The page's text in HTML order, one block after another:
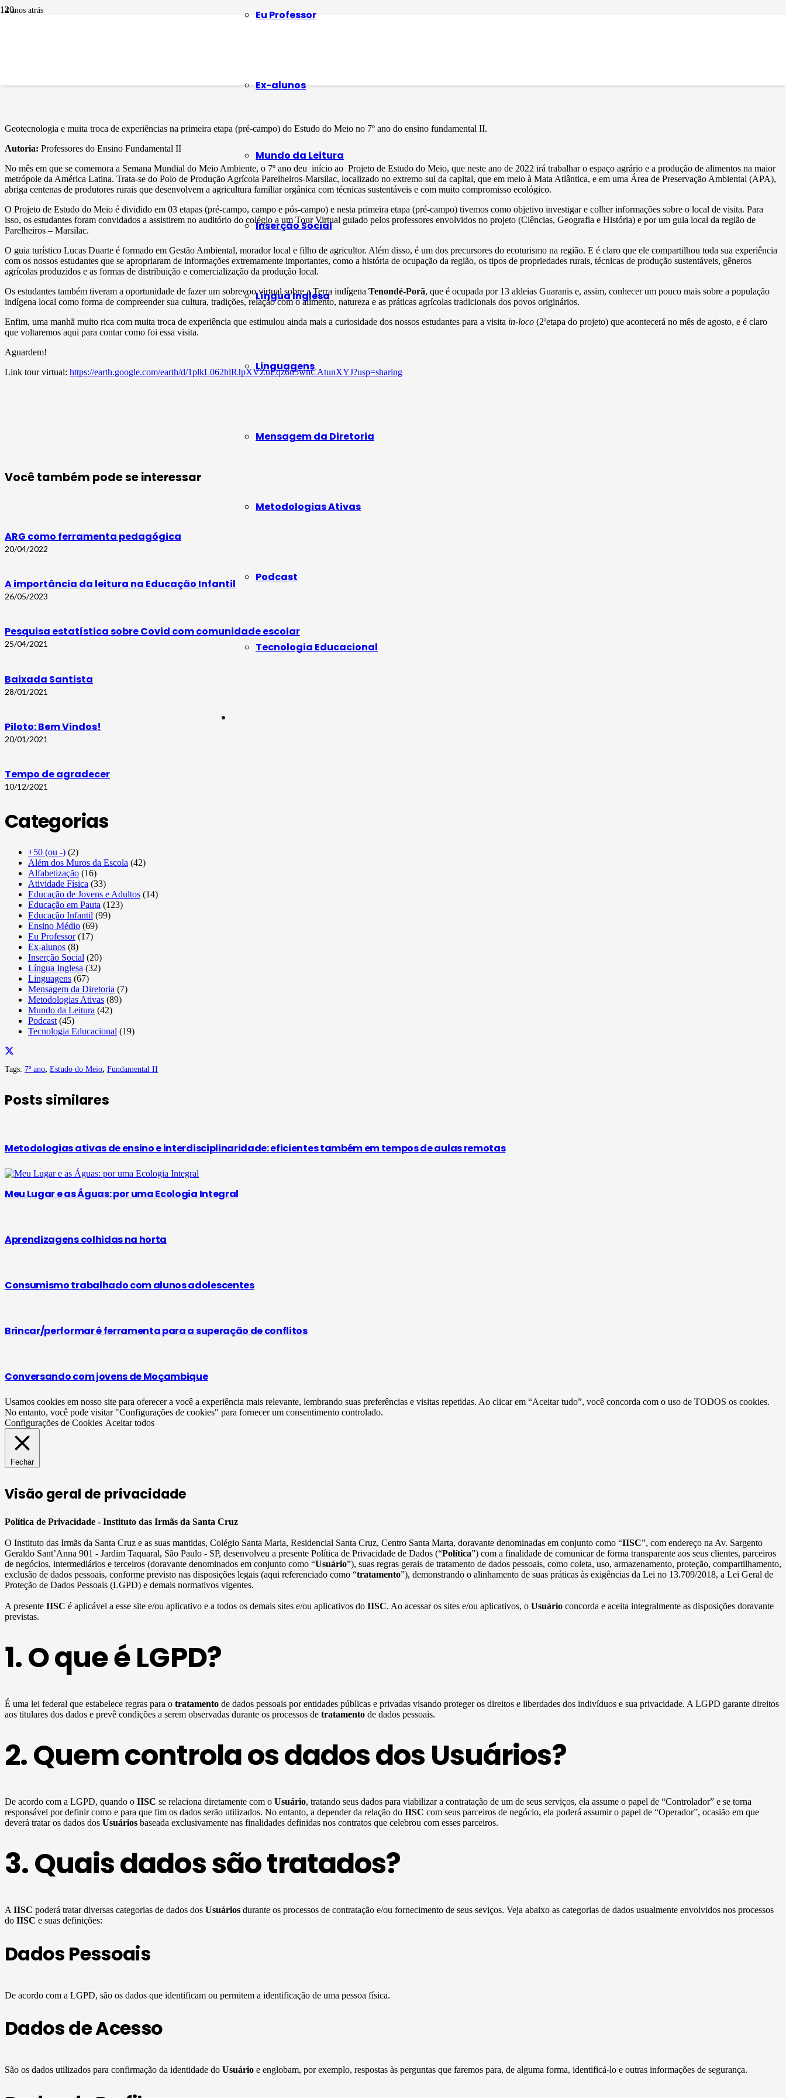
Eu Professor
Ex-alunos
Mundo da Leitura
Inserção Social
Língua Inglesa
Linguagens
Mensagem da Diretoria
Metodologias Ativas
Podcast
Tecnologia Educacional
4 anos atrás
Geotecnologia e muita troca de experiências na primeira etapa (pré-campo) do Estudo do Meio no 7º ano do ensino fundamental II.
Autoria: Professores do Ensino Fundamental II
No mês em que se comemora a Semana Mundial do Meio Ambiente, o 7º ano deu início ao Projeto de Estudo do Meio, que neste ano de 2022 irá trabalhar o espaço agrário e a produção de alimentos na maior
metrópole da América Latina. Trata-se do Polo de Produção Agrícola Parelheiros-Marsilac, localizado no extremo sul da capital, que em meio à Mata Atlântica, e em uma Área de Preservação Ambiental (APA),
abriga centenas de produtores rurais que desenvolvem a agricultura familiar orgânica com técnicas sustentáveis e com muito compromisso ecológico.
O Projeto de Estudo do Meio é dividido em 03 etapas (pré-campo, campo e pós-campo) e nesta primeira etapa (pré-campo) tivemos como objetivo investigar e colher informações sobre o local de visita. Para
isso, os estudantes foram convidados a assistirem no auditório do colégio a um Tour Virtual guiado pelos professores envolvidos no projeto (Ciências, Geografia e História) e por um guia local da região de
Parelheiros – Marsilac.
O guia turístico Lucas Duarte é formado em Gestão Ambiental, morador local e filho de agricultor. Além disso, é um dos precursores do ecoturismo na região. E é claro que ele compartilhou toda sua experiência
com os nossos estudantes que se apropriaram de informações extremamente importantes, como a história de ocupação da região, os tipos de propriedades rurais, técnicas de produção sustentáveis, gêneros
agrícolas produzidos e as formas de distribuição e comercialização da produção local.
Os estudantes também tiveram a oportunidade de fazer um sobrevoo virtual sobre a Terra indígena Tenondé-Porã, que é ocupada por 13 aldeias Guaranis e, assim, conhecer um pouco mais sobre a população
indígena local como forma de compreender sua cultura, tradições, relação com o alimento, natureza e as práticas agrícolas tradicionais dos povos originários.
Enfim, uma manhã muito rica com muita troca de experiência que estimulou ainda mais a curiosidade dos nossos estudantes para a visita in-loco (2ªetapa do projeto) que acontecerá no mês de agosto, e é claro
que voltaremos aqui para contar como foi essa visita.
Aguardem!
Link tour virtual: https://earth.google.com/earth/d/1plkL062hlRJpXVZuEqz6n5wnCAtunXYJ?usp=sharing
Você também pode se interessar
ARG como ferramenta pedagógica
20/04/2022
A importância da leitura na Educação Infantil
26/05/2023
Pesquisa estatística sobre Covid com comunidade escolar
25/04/2021
Baixada Santista
28/01/2021
Piloto: Bem Vindos!
20/01/2021
Tempo de agradecer
10/12/2021
Categorias
+50 (ou -) (2)
Além dos Muros da Escola (42)
Alfabetização (16)
Atividade Física (33)
Educação de Jovens e Adultos (14)
Educação em Pauta (123)
Educação Infantil (99)
Ensino Médio (69)
Eu Professor(17)
Ex-alunos (8)
Inserção Social (20)
Língua Inglesa (32)
Linguagens (67)
Mensagem da Diretoria (7)
Metodologias Ativas (89)
Mundo da Leitura (42)
Podcast (45)
Tecnologia Educacional (19)
Tags: 7º ano, Estudo do Meio, Fundamental II
Posts similares
Metodologias ativas de ensino e interdisciplinaridade: eficientes também em tempos de aulas remotas
Meu Lugar e as Águas: por uma Ecologia Integral
Aprendizagens colhidas na horta
Consumismo trabalhado com alunos adolescentes
Brincar/performar é ferramenta para a superação de conflitos
Conversando com jovens de Moçambique
Usamos cookies em nosso site para oferecer a você a experiência mais relevante, lembrando suas preferências e visitas repetidas. Ao clicar em “Aceitar tudo”, você concorda com o uso de TODOS os cookies.
No entanto, você pode visitar "Configurações de cookies" para fornecer um consentimento controlado.
Configurações de Cookies Aceitar todos
Fechar
Visão geral de privacidade
Política de Privacidade - Instituto das Irmãs da Santa Cruz
O Instituto das Irmãs da Santa Cruz e as suas mantidas, Colégio Santa Maria, Residencial Santa Cruz, Centro Santa Marta, doravante denominadas em conjunto como “IISC”, com endereço na Av. Sargento
Geraldo Sant’Anna 901 - Jardim Taquaral, São Paulo - SP, desenvolveu a presente Política de Privacidade de Dados (“Política”) com a finalidade de comunicar de forma transparente aos seus clientes, parceiros
de negócios, intermediários e terceiros (doravante denominados em conjunto como “Usuário”), suas regras gerais de tratamento de dados pessoais, como coleta, uso, armazenamento, proteção, compartilhamento,
exclusão de dados pessoais, conforme previsto nas disposições legais (aqui referenciado como “tratamento”), demonstrando o alinhamento de suas práticas às exigências da Lei no 13.709/2018, a Lei Geral de
Proteção de Dados Pessoais (LGPD) e demais normativos vigentes.
A presente IISC é aplicável a esse site e/ou aplicativo e a todos os demais sites e/ou aplicativos do IISC. Ao acessar os sites e/ou aplicativos, o Usuário concorda e aceita integralmente as disposições doravante
previstas.
1. O que é LGPD?
É uma lei federal que estabelece regras para o tratamento de dados pessoais por entidades públicas e privadas visando proteger os direitos e liberdades dos indivíduos e sua privacidade. A LGPD garante direitos
aos titulares dos dados e prevê condições a serem observadas durante os processos de tratamento de dados pessoais.
2. Quem controla os dados dos Usuários?
De acordo com a LGPD, quando o IISC se relaciona diretamente com o Usuário, tratando seus dados para viabilizar a contratação de um de seus serviços, ela assume o papel de “Controlador” e se torna
responsável por definir como e para que fim os dados serão utilizados. No entanto, a depender da relação do IISC com seus parceiros de negócio, ela poderá assumir o papel de “Operador”, ocasião em que
deverá tratar os dados dos Usuários baseada exclusivamente nas finalidades definidas nos contratos que celebrou com esses parceiros.
3. Quais dados são tratados?
A IISC poderá tratar diversas categorias de dados dos Usuários durante os processos de contratação e/ou fornecimento de seus seviços. Veja abaixo as categorias de dados usualmente envolvidos nos processos
do IISC e suas definições:
Dados Pessoais
De acordo com a LGPD, são os dados que identificam ou permitem a identificação de uma pessoa física.
Dados de Acesso
São os dados utilizados para confirmação da identidade do Usuário e englobam, por exemplo, respostas às perguntas que faremos para, de alguma forma, identificá-lo e outras informações de segurança.